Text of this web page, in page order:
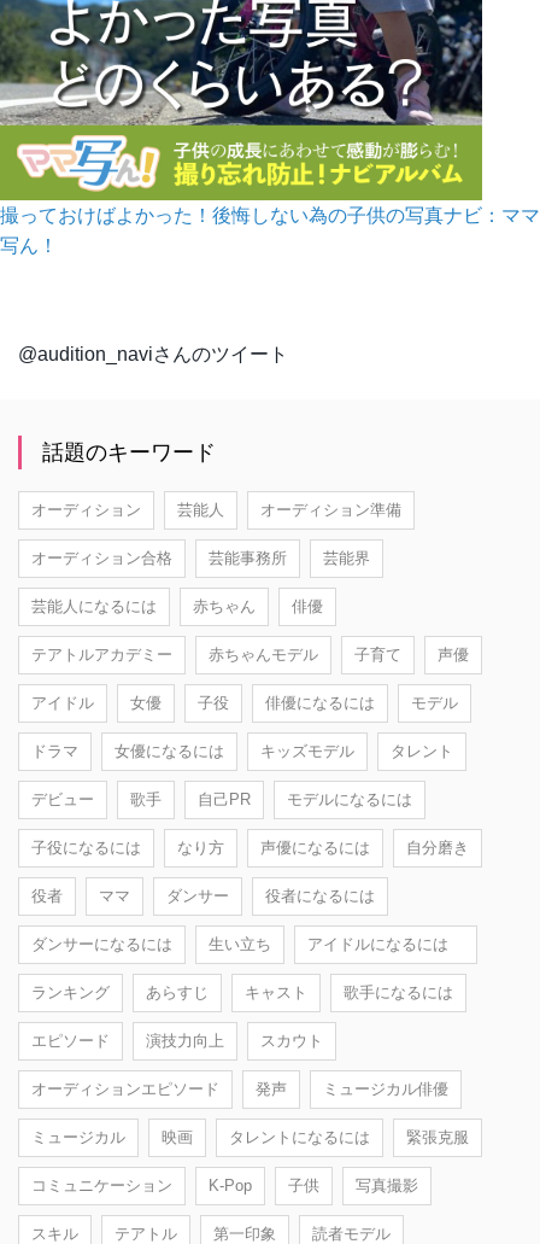
撮っておけばよかった！後悔しない為の子供の写真ナビ：ママ
写ん！
@audition_naviさんのツイート
話題のキーワード
オーディション 芸能人 オーディション準備
オーディション合格 芸能事務所 芸能界
芸能人になるには 赤ちゃん 俳優
テアトルアカデミー 赤ちゃんモデル 子育て 声優
アイドル 女優 子役 俳優になるには モデル
ドラマ 女優になるには キッズモデル タレント
デビュー 歌手 自己PR モデルになるには
子役になるには なり方 声優になるには 自分磨き
役者 ママ ダンサー 役者になるには
ダンサーになるには 生い立ち アイドルになるには
ランキング あらすじ キャスト 歌手になるには
エピソード 演技力向上 スカウト
オーディションエピソード 発声 ミュージカル俳優
ミュージカル 映画 タレントになるには 緊張克服
コミュニケーション K-Pop 子供 写真撮影
スキル テアトル 第一印象 読者モデル